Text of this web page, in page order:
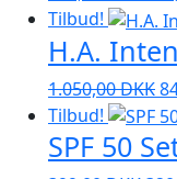
pris
var:
Tilbud!
H.A.
1.050,00DKK
Tilbud!
SPF 50